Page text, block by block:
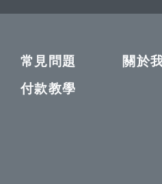
常見問題 關於
付款教學